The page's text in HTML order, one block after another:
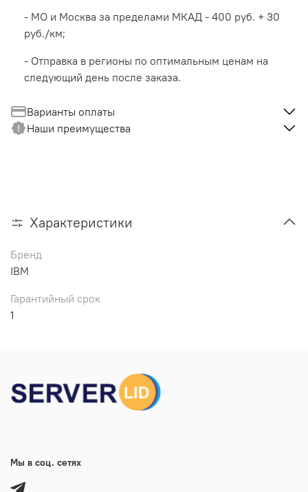
- МО и Москва за пределами МКАД - 400 руб. + 30
руб./км;
- Отправка в регионы по оптимальным ценам на
следующий день после заказа.
Варианты оплаты
Наши преимущества
Характеристики
Бренд
IBM
Гарантийный срок
1
Мы в соц. сетях